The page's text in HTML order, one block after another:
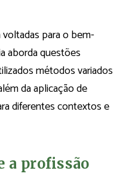
para o bem-
aborda questões
métodos variados
da aplicação de
diferentes contextos e
a profissão